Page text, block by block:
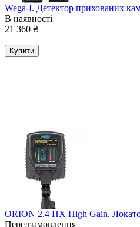
Wega-I. Детектор прихованих
В наявності
21 360 ₴
Купити
ORION 2.4 HX High Gain.
Передзамовлення